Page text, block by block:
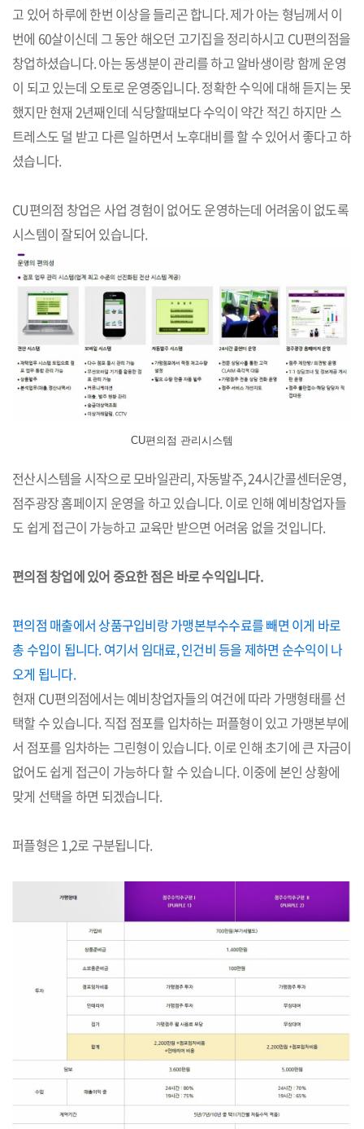
고 있어 하루에 한번 이상을 들리곤 합니다. 제가 아는 형님께서 이
번에 60살이신데 그 동안 해오던 고기집을 정리하시고 CU편의점을
창업하셨습니다. 아는 동생분이 관리를 하고 알바생이랑 함께 운영
이 되고 있는데 오토로 운영중입니다. 정확한 수익에 대해 듣지는 못
했지만 현재 2년째인데 식당할때보다 수익이 약간 적긴 하지만 스
트레스도 덜 받고 다른 일하면서 노후대비를 할 수 있어서 좋다고 하
셨습니다.
CU편의점 창업은 사업 경험이 없어도 운영하는데 어려움이 없도록
시스템이 잘되어 있습니다.
CU편의점 관리시스템
전산시스템을 시작으로 모바일관리, 자동발주, 24시간콜센터운영,
점주광장 홈페이지 운영을 하고 있습니다. 이로 인해 예비창업자들
도 쉽게 접근이 가능하고 교육만 받으면 어려움 없을 것입니다.
편의점 창업에 있어 중요한 점은 바로 수익입니다.
편의점 매출에서 상품구입비랑 가맹본부수수료를 빼면 이게 바로
총 수입이 됩니다. 여기서 임대료, 인건비 등을 제하면 순수익이 나
오게 됩니다.
현재 CU편의점에서는 예비창업자들의 여건에 따라 가맹형태를 선
택할 수 있습니다. 직접 점포를 입차하는 퍼플형이 있고 가맹본부에
서 점포를 임차하는 그린형이 있습니다. 이로 인해 초기에 큰 자금이
없어도 쉽게 접근이 가능하다 할 수 있습니다. 이중에 본인 상황에
맞게 선택을 하면 되겠습니다.
퍼플형은 1,2로 구분됩니다.